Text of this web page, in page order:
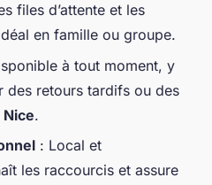
files d’attente et les
en famille ou groupe.
à tout moment, y
des retours tardifs ou des
.
: Local et
les raccourcis et assure